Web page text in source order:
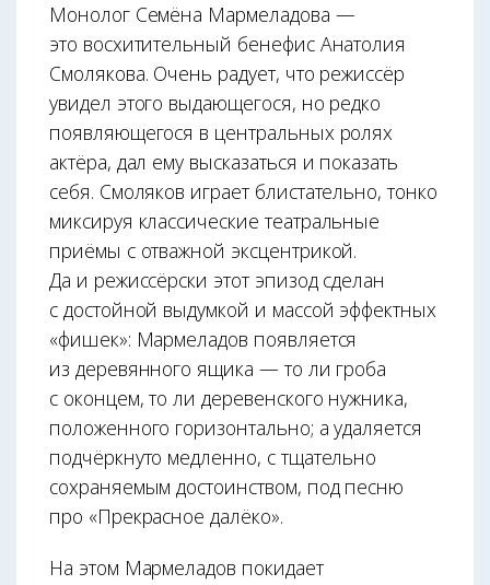
Монолог Семёна Мармеладова —
это восхитительный бенефис Анатолия
Смолякова. Очень радует, что режиссёр
увидел этого выдающегося, но редко
появляющегося в центральных ролях
актёра, дал ему высказаться и показать
себя. Смоляков играет блистательно, тонко
миксируя классические театральные
приёмы с отважной эксцентрикой.
Да и режиссёрски этот эпизод сделан
с достойной выдумкой и массой эффектных
«фишек»: Мармеладов появляется
из деревянного ящика — то ли гроба
с оконцем, то ли деревенского нужника,
положенного горизонтально; а удаляется
подчёркнуто медленно, с тщательно
сохраняемым достоинством, под песню
про «Прекрасное далёко».
На этом Мармеладов покидает